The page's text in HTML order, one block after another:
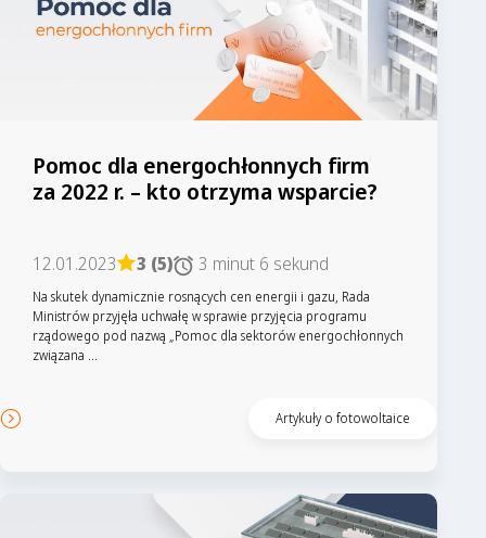
Pomoc dla energochłonnych firm
za 2022 r. – kto otrzyma wsparcie?
12.01.2023 3 (5) 3 minut 6 sekund
Na skutek dynamicznie rosnących cen energii i gazu, Rada
Ministrów przyjęła uchwałę w sprawie przyjęcia programu
rządowego pod nazwą „Pomoc dla sektorów energochłonnych
związana ...
Artykuły o fotowoltaice